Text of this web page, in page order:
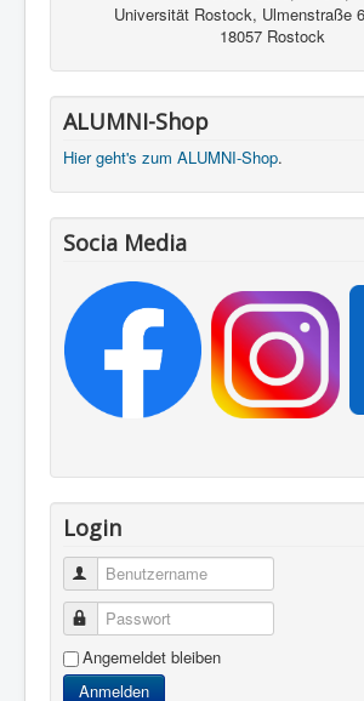
Universität Rostock, Ulmenstraße
18057 Rostock
ALUMNI-Shop
Hier geht's zum ALUMNI-Shop.
Socia Media
Login
Benutzername
Passwort
Angemeldet bleiben
Anmelden